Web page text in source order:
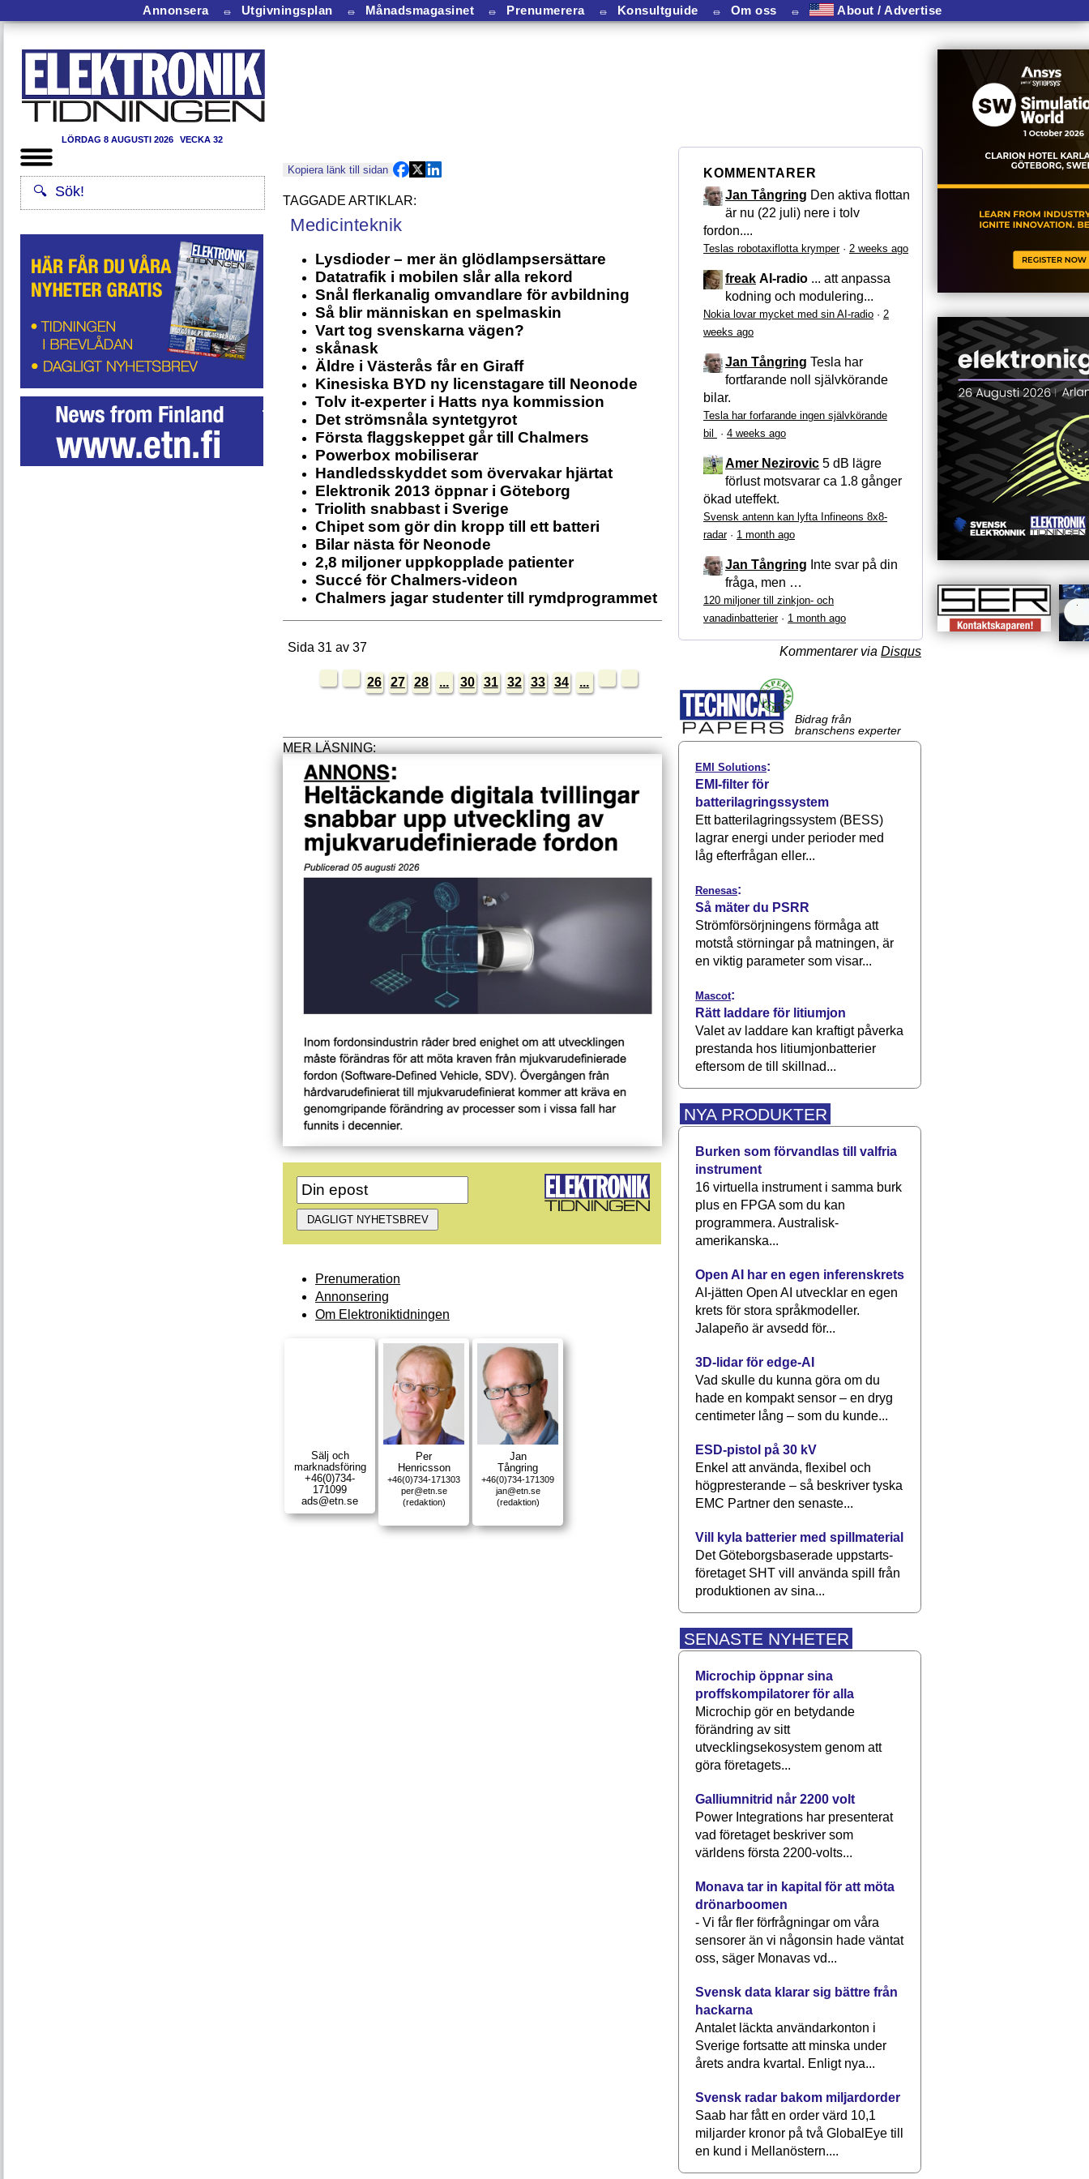
Annonsera ⏛ Utgivningsplan ⏛ Månadsmagasinet ⏛ Prenumerera ⏛ Konsultguide ⏛ Om oss ⏛ About / Advertise
LÖRDAG 8 AUGUSTI 2026 VECKA 32
Kopiera länk till sidan
Medicinteknik
Lysdioder – mer än glödlampsersättare
Datatrafik i mobilen slår alla rekord
Snål flerkanalig omvandlare för avbildning
Så blir människan en spelmaskin
Vart tog svenskarna vägen?
skånask
Äldre i Västerås får en Giraff
Kinesiska BYD ny licenstagare till Neonode
Tolv it-experter i Hatts nya kommission
Det strömsnåla syntetgyrot
Första flaggskeppet går till Chalmers
Powerbox mobiliserar
Handledsskyddet som övervakar hjärtat
Elektronik 2013 öppnar i Göteborg
Triolith snabbast i Sverige
Chipet som gör din kropp till ett batteri
Bilar nästa för Neonode
2,8 miljoner uppkopplade patienter
Succé för Chalmers-videon
Chalmers jagar studenter till rymdprogrammet
Sida 31 av 37
26 27 28 ... 30 31 32 33 34 ...
Prenumeration
Annonsering
Om Elektroniktidningen
Sälj och
marknads­föring
+46(0)734-
171099
ads@etn.se
Per
Henricsson
+46(0)734-171303
per@etn.se
(redaktion)
Jan
Tångring
+46(0)734-171309
jan@etn.se
(redaktion)
KOMMENTARER
Jan Tångring Den aktiva flottan
är nu (22 juli) nere i tolv
fordon....
Teslas robotaxiflotta krymper· 2 weeks ago
freak AI-radio ... att anpassa
kodning och modulering...
Nokia lovar mycket med sin AI-radio · 2
weeks ago
Jan Tångring Tesla har
fortfarande noll självkörande
bilar.
Tesla har forfarande ingen självkörande
bil
· 4 weeks ago
Amer Nezirovic 5 dB lägre
förlust motsvarar ca 1.8 gånger
ökad uteffekt.
Svensk antenn kan lyfta Infineons 8x8-
radar· 1 month ago
Jan Tångring Inte svar på din
fråga, men …
120 miljoner till zinkjon- och
vanadinbatterier· 1 month ago
Kommentarer via Disqus
Bidrag från
branschens experter
EMI Solutions:
EMI-filter för
batterilagringssystem
Ett batterilagringssystem (BESS)
lagrar energi under perioder med
låg efterfrågan eller...
Renesas:
Så mäter du PSRR
Strömförsörjningens förmåga att
motstå störningar på matningen, är
en viktig parameter som visar...
Mascot:
Rätt laddare för litiumjon
Valet av laddare kan kraftigt påverka
prestanda hos litiumjonbatterier
eftersom de till skillnad...
NYA PRODUKTER
Burken som förvandlas till valfria
instrument
16 virtuella instrument i samma burk
plus en FPGA som du kan
programmera. Australisk-
amerikanska...
Open AI har en egen inferenskrets
AI-jätten Open AI utvecklar en egen
krets för stora språkmodeller.
Jalapeño är avsedd för...
3D-lidar för edge-AI
Vad skulle du kunna göra om du
hade en kompakt sensor – en dryg
centimeter lång – som du kunde...
ESD-pistol på 30 kV
Enkel att använda, flexibel och
högpresterande – så beskriver tyska
EMC Partner den senaste...
Vill kyla batterier med spillmaterial
Det Göteborgsbaserade upp­starts­
företaget SHT vill använda spill från
produktionen av sina...
SENASTE NYHETER
Microchip öppnar sina
proffskompilatorer för alla
Microchip gör en betydande
förändring av sitt
utvecklingsekosystem genom att
göra företagets...
Galliumnitrid når 2200 volt
Power Integrations har presenterat
vad företaget beskriver som
världens första 2200-volts...
Monava tar in kapital för att möta
drönarboomen
- Vi får fler förfrågningar om våra
sensorer än vi någonsin hade väntat
oss, säger Monavas vd...
Svensk data klarar sig bättre från
hackarna
Antalet läckta användarkonton i
Sverige fortsatte att minska under
årets andra kvartal. Enligt nya...
Svensk radar bakom miljardorder
Saab har fått en order värd 10,1
miljarder kronor på två GlobalEye till
en kund i Mellanöstern....